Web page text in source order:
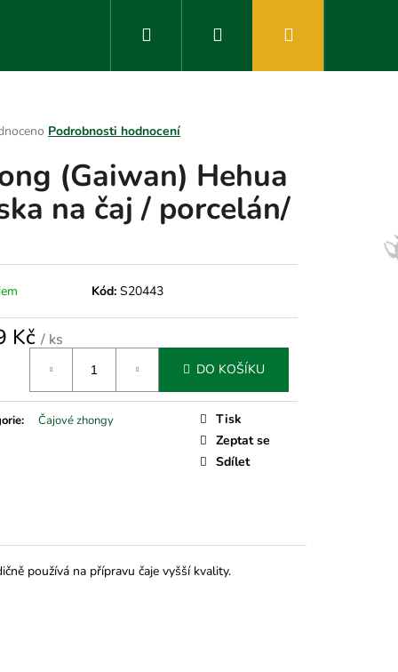
Hledat Přihlášení
Podrobnosti hodnocení
(Gaiwan) Hehua
na čaj / porcelán/
Kód: S20443
Kč / ks
DO KOŠÍKU
: Čajové zhongy
Tisk
Zeptat se
Sdílet
používá na přípravu čaje vyšší kvality.